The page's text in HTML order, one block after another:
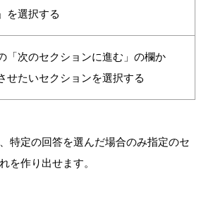
を選択する
「次のセクションに進む」の欄か
せたいセクションを選択する
特定の回答を選んだ場合のみ指定のセ
を作り出せます。